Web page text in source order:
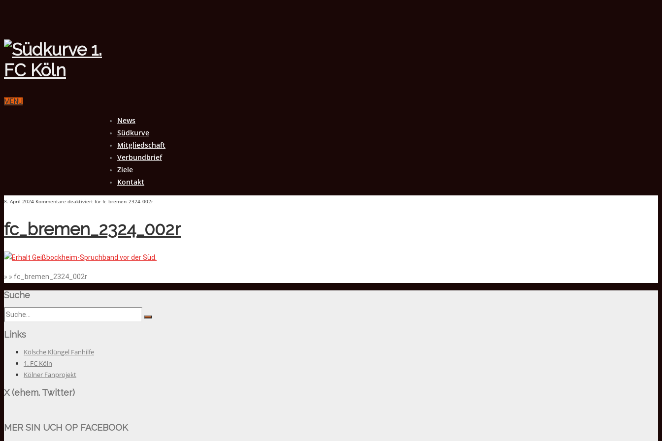
MENU
News
Südkurve
Mitgliedschaft
Verbundbrief
Ziele
Kontakt
8. April 2024 Kommentare deaktiviert für fc_bremen_2324_002r
fc_bremen_2324_002r
» » fc_bremen_2324_002r
Suche
Links
Kölsche Klüngel Fanhilfe
1. FC Köln
Kölner Fanprojekt
X (ehem. Twitter)
MER SIN UCH OP FACEBOOK